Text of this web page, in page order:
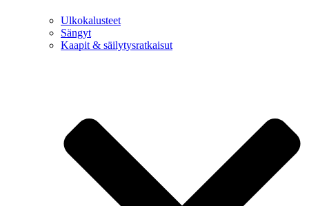
Ulkokalusteet
Sängyt
Kaapit & säilytysratkaisut